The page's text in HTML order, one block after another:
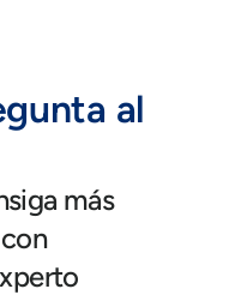
al
más